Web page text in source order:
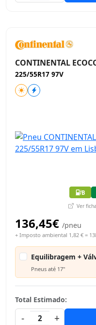
CONTINENTAL
225/55R17 97V
B
Ver
136,45€ /pneu
+ Imposto ambiental 1,82 € =
Equilibragem +
Pneus até 17"
Total Estimado:
-
2 +